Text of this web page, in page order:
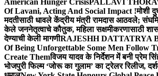
American Hunger CrisisPALLAVI
Of Lavani, Acting And Social Impact !मोशी
मदतीसाठी धावले केंद्रीय मंत्री रामदास आठवले;
केले जननेतृत्वाचे कौतुक, महिला सक्षमीकरणासाठी
देण्याची केली मागणीRAJESHH DATTATRYA
Of Being Unforgettable Some Men Follow
Create Themविजय यादव के निर्देशन में बनी प्रेम
भोजपुरी फिल्म ‘जोरू का गुलाम’ का ट्रेलर रिलीज,